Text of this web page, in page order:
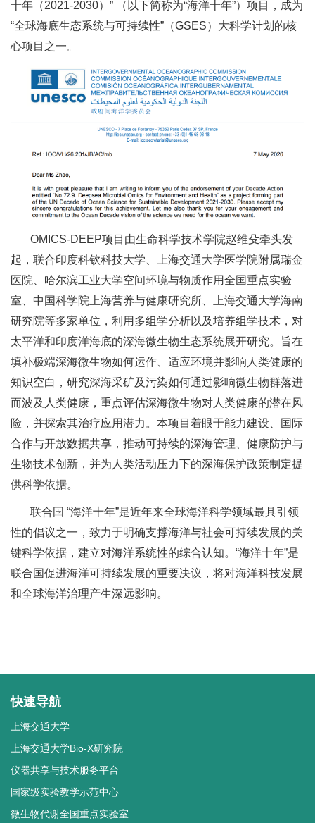
十年（2021-2030）” （以下简称为“海洋十年”）项目，成为
“全球海底生态系统与可持续性”（GSES）大科学计划的核
心项目之一。
OMICS-DEEP项目由生命科学技术学院赵维殳牵头发
起，联合印度科钦科技大学、上海交通大学医学院附属瑞金
医院、哈尔滨工业大学空间环境与物质作用全国重点实验
室、中国科学院上海营养与健康研究所、上海交通大学海南
研究院等多家单位，利用多组学分析以及培养组学技术，对
太平洋和印度洋海底的深海微生物生态系统展开研究。旨在
填补极端深海微生物如何运作、适应环境并影响人类健康的
知识空白，研究深海采矿及污染如何通过影响微生物群落进
而波及人类健康，重点评估深海微生物对人类健康的潜在风
险，并探索其治疗应用潜力。本项目着眼于能力建设、国际
合作与开放数据共享，推动可持续的深海管理、健康防护与
生物技术创新，并为人类活动压力下的深海保护政策制定提
供科学依据。
联合国 “海洋十年”是近年来全球海洋科学领域最具引领
性的倡议之一，致力于明确支撑海洋与社会可持续发展的关
键科学依据，建立对海洋系统性的综合认知。 “海洋十年”是
联合国促进海洋可持续发展的重要决议，将对海洋科技发展
和全球海洋治理产生深远影响。
快速导航
上海交通大学
上海交通大学Bio-X研究院
仪器共享与技术服务平台
国家级实验教学示范中心
微生物代谢全国重点实验室